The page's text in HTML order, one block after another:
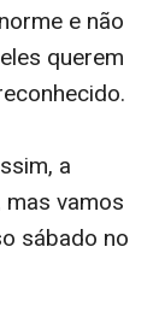
e não
querem
a
vamos
sábado no